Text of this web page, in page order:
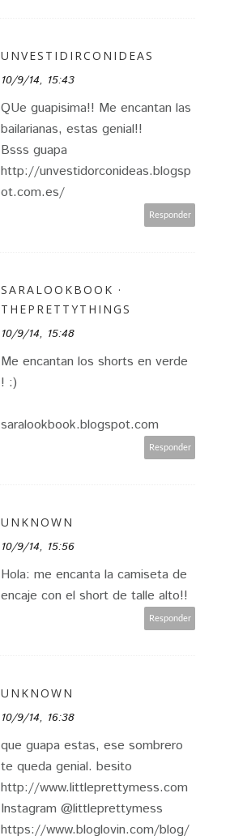
UNVESTIDIRCONIDEAS
10/9/14, 15:43
QUe guapisima!! Me encantan las
bailarianas, estas genial!!
Bsss guapa
http://unvestidorconideas.blogsp
ot.com.es/
Responder
SARALOOKBOOK ·
THEPRETTYTHINGS
10/9/14, 15:48
Me encantan los shorts en verde
! :)
saralookbook.blogspot.com
Responder
UNKNOWN
10/9/14, 15:56
Hola: me encanta la camiseta de
encaje con el short de talle alto!!
Responder
UNKNOWN
10/9/14, 16:38
que guapa estas, ese sombrero
te queda genial. besito
http://www.littleprettymess.com
Instagram @littleprettymess
https://www.bloglovin.com/blog/